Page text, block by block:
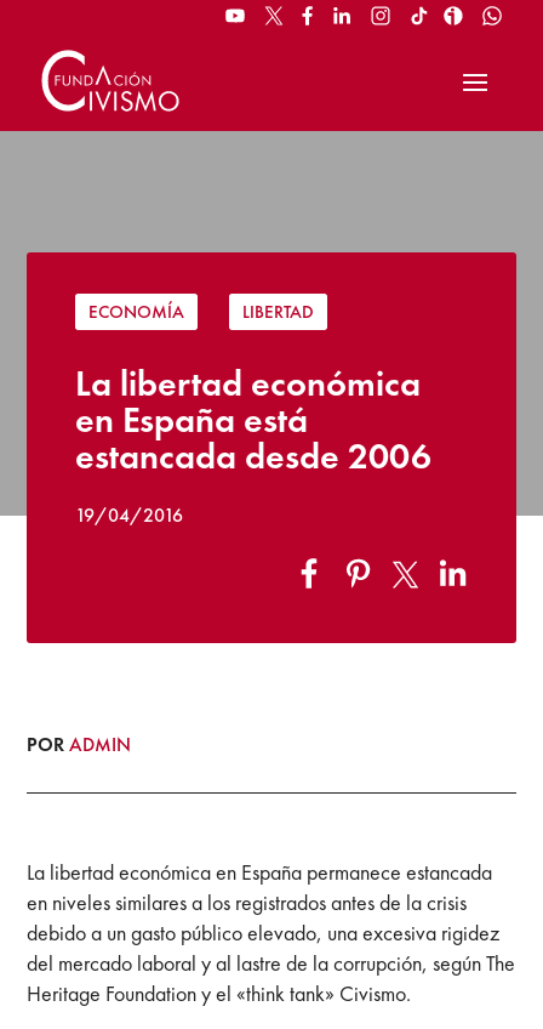
ECONOMÍA LIBERTAD
La libertad económica
en España está
estancada desde 2006
19/04/2016
PORADMIN
La libertad económica en España permanece estancada
en niveles similares a los registrados antes de la crisis
debido a un gasto público elevado, una excesiva rigidez
del mercado laboral y al lastre de la corrupción, según The
Heritage Foundation y el «think tank» Civismo.